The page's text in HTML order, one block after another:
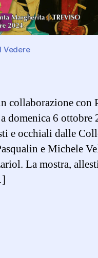
Vedere
collaborazione con
domenica 6 ottobre
e occhiali dalle
e Michele
La mostra,